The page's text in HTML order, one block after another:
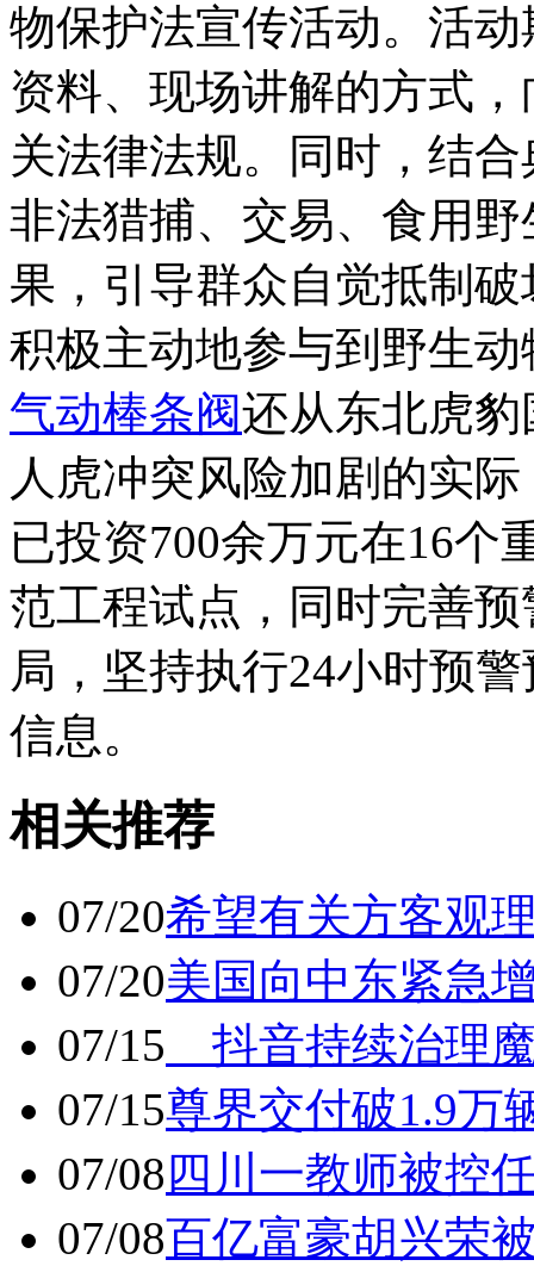
物保护法宣传活动。活
资料、现场讲解的方式
关法律法规。同时，结
非法猎捕、交易、食用
果，引导群众自觉抵制
积极主动地参与到野生
气动棒条阀还从东北虎
人虎冲突风险加剧的实
已投资700余万元在16个
范工程试点，同时完善
局，坚持执行24小时预
信息。
相关推荐
07/20希望有关方客观
07/20美国向中东紧急
07/15 抖音持续治理
07/15尊界交付破1.9万
07/08 四川一教师被控
07/08百亿富豪胡兴荣